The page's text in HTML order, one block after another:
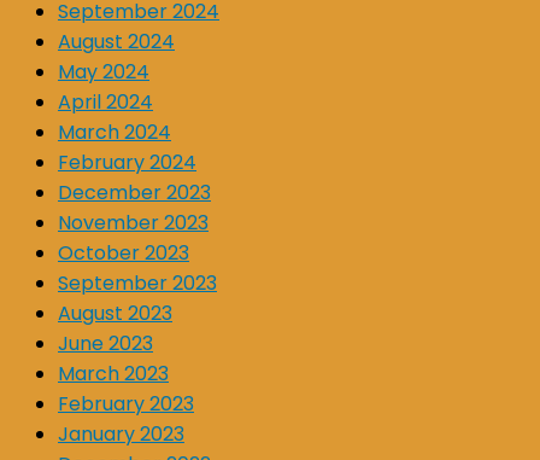
September 2024
August 2024
May 2024
April 2024
March 2024
February 2024
December 2023
November 2023
October 2023
September 2023
August 2023
June 2023
March 2023
February 2023
January 2023